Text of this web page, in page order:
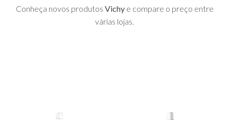
Conheça novos produtos Vichye compare o preço entre
várias lojas.